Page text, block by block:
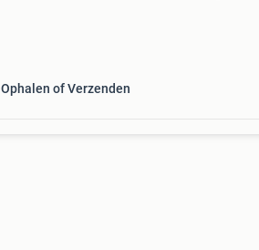
Ophalen of Verzenden